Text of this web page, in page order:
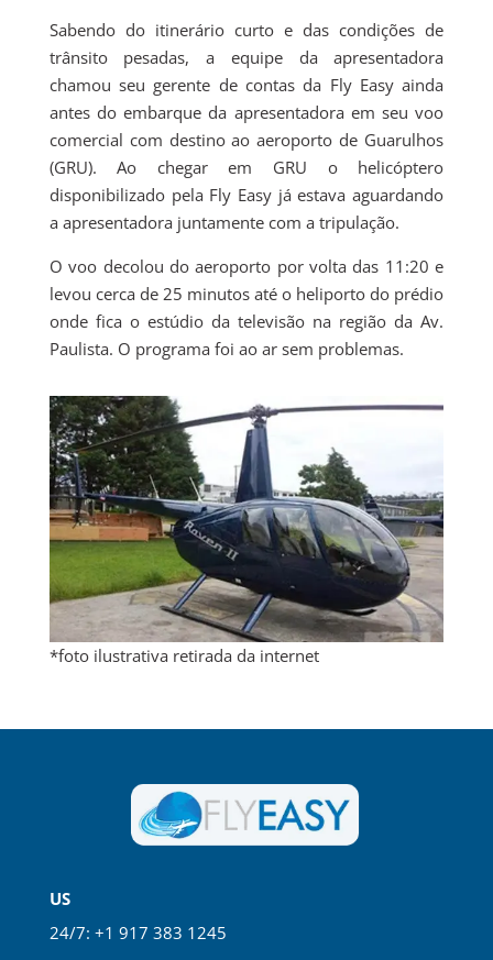
Sabendo do itinerário curto e das condições de
trânsito pesadas, a equipe da apresentadora
chamou seu gerente de contas da Fly Easy ainda
antes do embarque da apresentadora em seu voo
comercial com destino ao aeroporto de Guarulhos
(GRU). Ao chegar em GRU o helicóptero
disponibilizado pela Fly Easy já estava aguardando
a apresentadora juntamente com a tripulação.
O voo decolou do aeroporto por volta das 11:20 e
levou cerca de 25 minutos até o heliporto do prédio
onde fica o estúdio da televisão na região da Av.
Paulista. O programa foi ao ar sem problemas.
*foto ilustrativa retirada da internet
US
24/7: +1 917 383 1245